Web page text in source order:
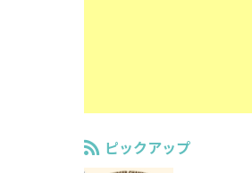
ピックアップ